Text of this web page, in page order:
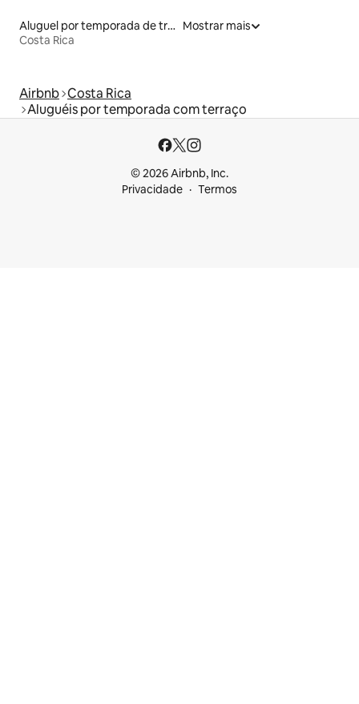
Aluguel por temporada de trailers
Costa Rica
Mostrar mais
Airbnb Costa Rica
Aluguéis por temporada com terraço
© 2026 Airbnb, Inc.
Privacidade
Termos